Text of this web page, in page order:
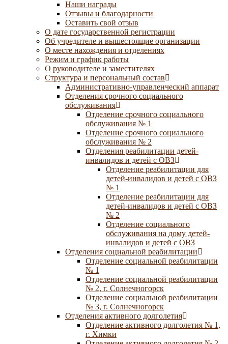
Наши награды
Отзывы и благодарности
Оставить свой отзыв
О дате государственной регистрации
Об учредителе и вышестоящие организации
О месте нахождения и отделениях
Режим и график работы
О руководителе и заместителях
Структура и персональный состав
Административно-управленческий аппарат
Отделения срочного социального
обслуживания
Отделение срочного социального
обслуживания № 1
Отделение срочного социального
обслуживания № 2
Отделения реабилитации детей-
инвалидов и детей с ОВЗ
Отделение реабилитации для
детей-инвалидов и детей с ОВЗ
№ 1
Отделение реабилитации для
детей-инвалидов и детей с ОВЗ
№ 2
Отделение социального
обслуживания на дому детей-
инвалидов и детей с ОВЗ
Отделения социальной реабилитации
Отделение социальной реабилитации
№ 1
Отделение социальной реабилитации
№ 2, г. Солнечногорск
Отделение социальной реабилитации
№ 3, г. Солнечногорск
Отделения активного долголетия
Отделение активного долголетия № 1,
г. Химки